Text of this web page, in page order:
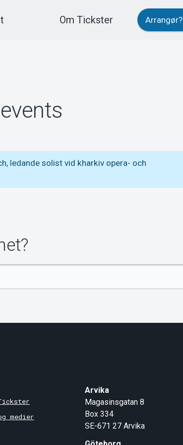
Om Tickster Arrangør?
ledande solist vid kharkiv opera- och
medier
Arvika
Magasinsgatan 8
Box 334
SE-671 27 Arvika